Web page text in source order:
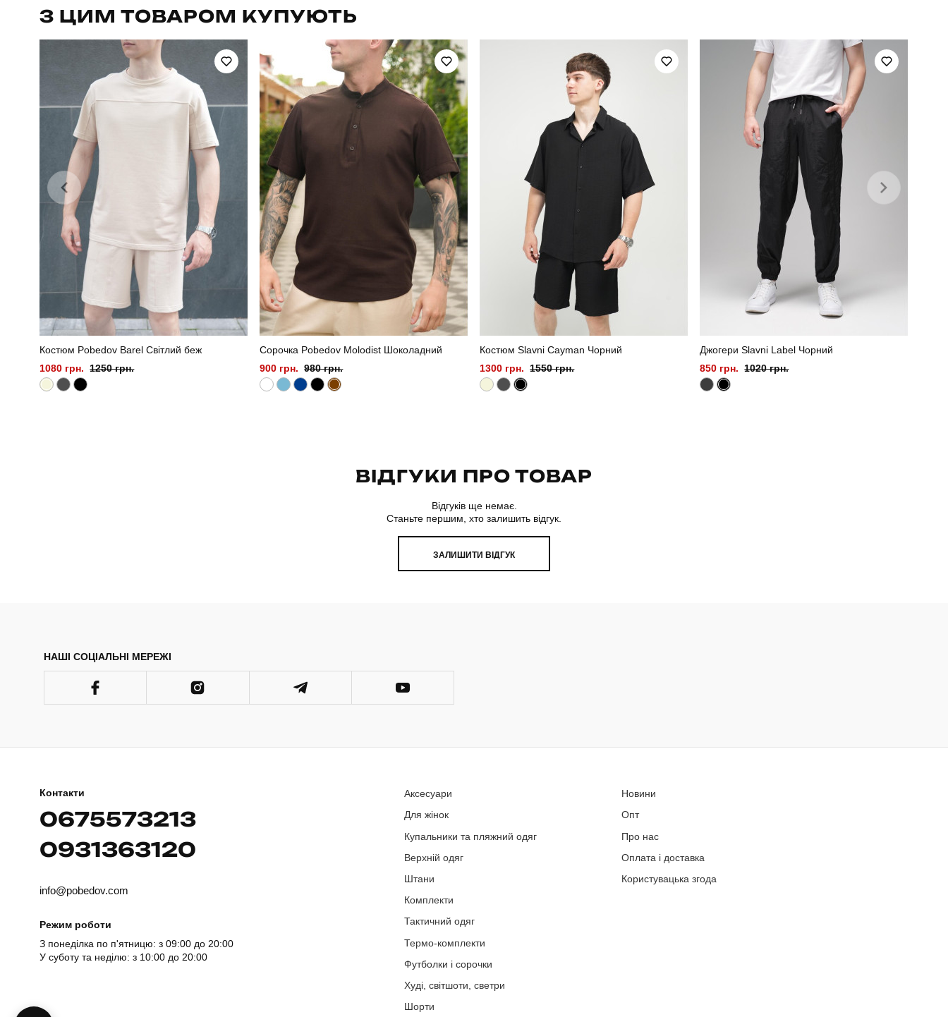
Стать
літо темно-синій
бавовна Країна - виробник
З ЦИМ ТОВАРОМ КУПУЮТЬ
Костюм Pobedov Barel Світлий беж
1080 грн. 1250 грн.
Сорочка Pobedov Molodist Шоколадний
900 грн. 980 грн.
Костюм Slavni Cayman Чорний
1300 грн. 1550 грн.
Джогери Slavni Label Чорний
850 грн. 1020 грн.
ВІДГУКИ ПРО ТОВАР
Відгуків ще немає.
Станьте першим, хто залишить відгук.
ЗАЛИШИТИ ВІДГУК
НАШІ СОЦІАЛЬНІ МЕРЕЖІ
Контакти
0675573213
0931363120
info@pobedov.com
Режим роботи
З понеділка по п'ятницю: з 09:00 до 20:00
У суботу та неділю: з 10:00 до 20:00
Аксесуари
Для жінок
Купальники та пляжний одяг
Верхній одяг
Штани
Комплекти
Тактичний одяг
Термо-комплекти
Футболки і сорочки
Худі, світшоти, светри
Шорти
Новини
Опт
Про нас
Оплата і доставка
Користувацька згода